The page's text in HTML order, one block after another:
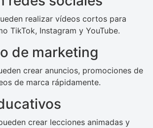
realizar vídeos cortos para
TikTok, Instagram y YouTube.
de marketing
crear anuncios, promociones de
de marca rápidamente.
crear lecciones animadas y